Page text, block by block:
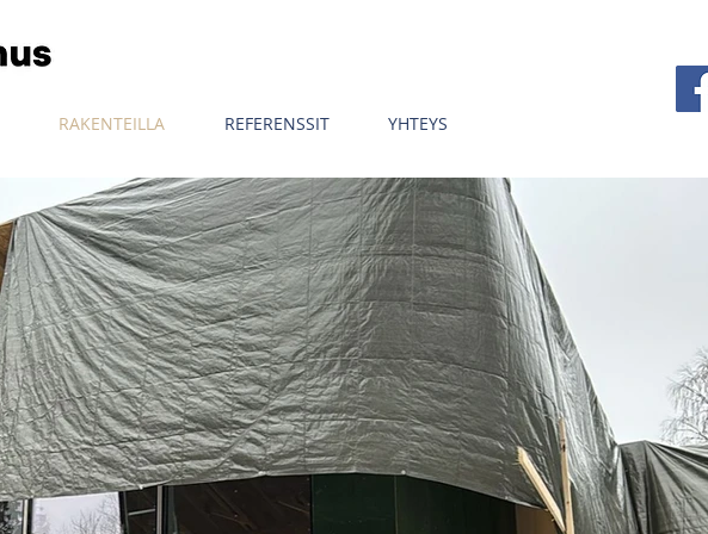
RAKENTEILLA REFERENSSIT YHTEYS